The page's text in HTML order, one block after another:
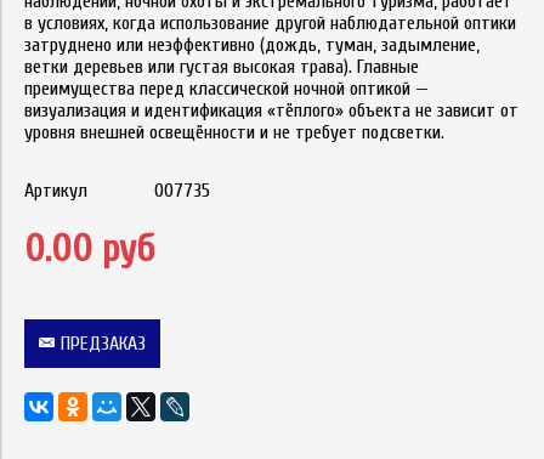
в условиях, когда использование другой наблюдательной оптики
затруднено или неэффективно (дождь, туман, задымление,
ветки деревьев или густая высокая трава). Главные
преимущества перед классической ночной оптикой —
визуализация и идентификация «тёплого» объекта не зависит от
уровня внешней освещённости и не требует подсветки.
Артикул 007735
0.00 руб
ПРЕДЗАКАЗ